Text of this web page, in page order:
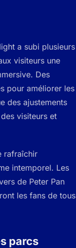
a subi plusieurs
visiteurs une
Des
pour améliorer les
des ajustements
visiteurs et
rafraîchir
intemporel. Les
de Peter Pan
les fans de tous
parcs